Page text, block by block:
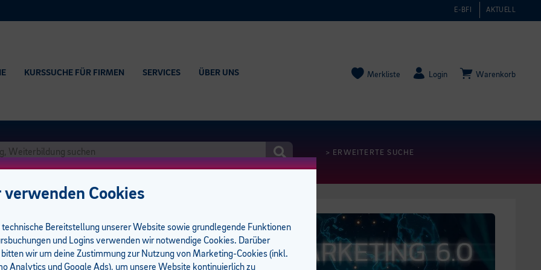
E-BFI AKTUELL
KURSSUCHE FÜR FIRMEN SERVICES ÜBER UNS Merkliste Login Warenkorb
> ERWEITERTE SUCHE
Cookies
technische Bereitstellung unserer Website sowie grundlegende Funktionen
und Logins verwenden wir notwendige Cookies. Darüber
bitten wir um deine Zustimmung zur Nutzung von Marketing-Cookies (inkl.
Analytics und Google Ads), um unsere Website kontinuierlich zu